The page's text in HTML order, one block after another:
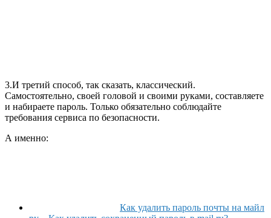
3.И третий способ, так сказать, классический.
Самостоятельно, своей головой и своими руками, составляете
и набираете пароль. Только обязательно соблюдайте
требования сервиса по безопасности.
А именно:
Как удалить пароль почты на майл